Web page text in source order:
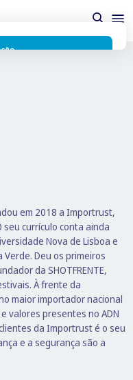
em 2018 a Importrust,
currículo conta ainda
Nova de Lisboa e
Verde. Deu os primeiros
da SHOTFRENTE,
À frente da
maior importador nacional
valores presentes no ADN
da Importrust é o seu
e a segurança são a
Doutor Finanças e
Saiba mais sobre as
aqui.
comprometidos com
nosso website. Não
quaisquer dados
a navegação normal no
são limitados a cookies
o desempenho do site e
não contêm
a nossa
da Google para oferecer
destes e analisar
mais.
Sempre ativos
Cookies
Cookies